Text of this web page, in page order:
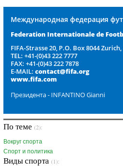
Международная федерация
Federation Internationale de
FIFA-Strasse 20, P.O. Box 8044
TEL: +41-(0)43 222 7777
FAX: +41-(0)43 222 7878
E-MAIL: contact@fifa.org
www.fifa.com
Президента - INFANTINO Gianni
По теме (2):
Вокруг спорта
Спорт и политика
Виды спорта (1):